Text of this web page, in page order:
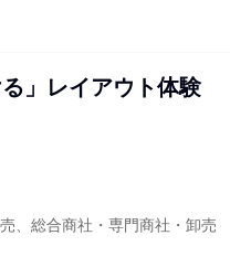
」レイアウト体験
、総合商社・専門商社・卸売